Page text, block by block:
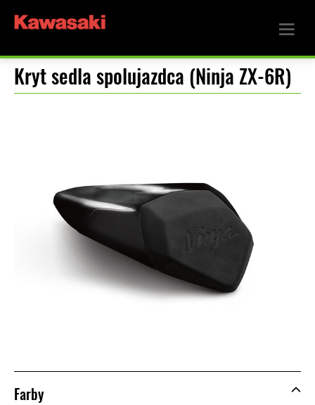
Kryt sedla spolujazdca (Ninja ZX-6R)
Farby